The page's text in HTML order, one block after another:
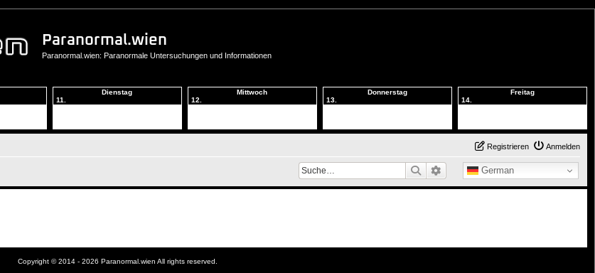
Paranormal.wien
Paranormal.wien: Paranormale Untersuchungen und Informationen
Dienstag
11.
Mittwoch
12.
Donnerstag
13.
Freitag
14.
Anmelden
Registrieren
German
Suche Erweiterte Suche
Copyright © 2014 - 2026 Paranormal.wien All rights reserved.